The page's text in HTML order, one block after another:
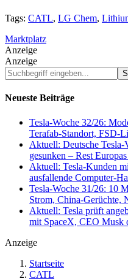
Tags: CATL, LG Chem,
Marktplatz
Anzeige
Anzeige
Suchbegriff
eingeben...
Neueste Beiträge
Tesla-Woche 32/26:
Terafab-Standort, FSD-
Aktuell: Deutsche
gesunken – Rest
Aktuell: Tesla-Kunden
ausfallende Computer-
Tesla-Woche 31/26: 10
Strom, China-Gerüchte,
Aktuell: Tesla prüft
mit SpaceX, CEO Musk
Anzeige
Startseite
CATL